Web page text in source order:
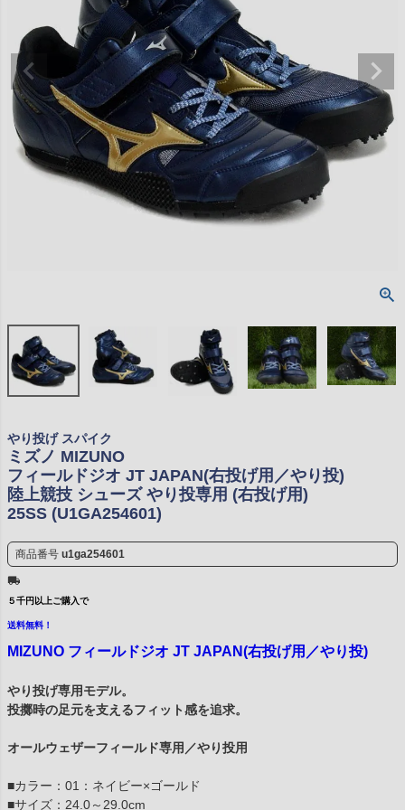
やり投げ スパイク
ミズノ MIZUNO
フィールドジオ JT JAPAN(右投げ用／やり投)
陸上競技 シューズ やり投専用 (右投げ用)
25SS (U1GA254601)
商品番号 u1ga254601
５千円以上ご購入で
送料無料！
MIZUNO フィールドジオ JT JAPAN(右投げ用／やり投)
やり投げ専用モデル。
投擲時の足元を支えるフィット感を追求。
オールウェザーフィールド専用／やり投用
■カラー：01：ネイビー×ゴールド
■サイズ：24.0～29.0cm